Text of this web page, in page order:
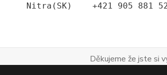
Nitra(SK)    +421 905 881
Děkujeme že jste si